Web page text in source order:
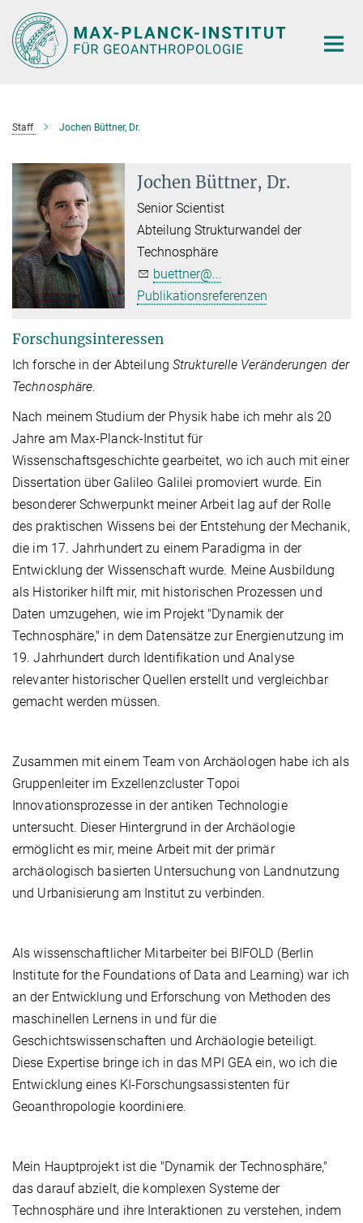
Hauptinhalt
Staff Jochen Büttner, Dr.
Jochen Büttner, Dr.
Senior Scientist
Abteilung Strukturwandel der
Technosphäre
buettner@...
Publikationsreferenzen
Forschungsinteressen
Ich forsche in der Abteilung Strukturelle Veränderungen der
Technosphäre.
Nach meinem Studium der Physik habe ich mehr als 20
Jahre am Max-Planck-Institut für
Wissenschaftsgeschichte gearbeitet, wo ich auch mit einer
Dissertation über Galileo Galilei promoviert wurde. Ein
besonderer Schwerpunkt meiner Arbeit lag auf der Rolle
des praktischen Wissens bei der Entstehung der Mechanik,
die im 17. Jahrhundert zu einem Paradigma in der
Entwicklung der Wissenschaft wurde. Meine Ausbildung
als Historiker hilft mir, mit historischen Prozessen und
Daten umzugehen, wie im Projekt "Dynamik der
Technosphäre," in dem Datensätze zur Energienutzung im
19. Jahrhundert durch Identifikation und Analyse
relevanter historischer Quellen erstellt und vergleichbar
gemacht werden müssen.
Zusammen mit einem Team von Archäologen habe ich als
Gruppenleiter im Exzellenzcluster Topoi
Innovationsprozesse in der antiken Technologie
untersucht. Dieser Hintergrund in der Archäologie
ermöglicht es mir, meine Arbeit mit der primär
archäologisch basierten Untersuchung von Landnutzung
und Urbanisierung am Institut zu verbinden.
Als wissenschaftlicher Mitarbeiter bei BIFOLD (Berlin
Institute for the Foundations of Data and Learning) war ich
an der Entwicklung und Erforschung von Methoden des
maschinellen Lernens in und für die
Geschichtswissenschaften und Archäologie beteiligt.
Diese Expertise bringe ich in das MPI GEA ein, wo ich die
Entwicklung eines KI-Forschungsassistenten für
Geoanthropologie koordiniere.
Mein Hauptprojekt ist die "Dynamik der Technosphäre,"
das darauf abzielt, die komplexen Systeme der
Technosphäre und ihre Interaktionen zu verstehen, indem